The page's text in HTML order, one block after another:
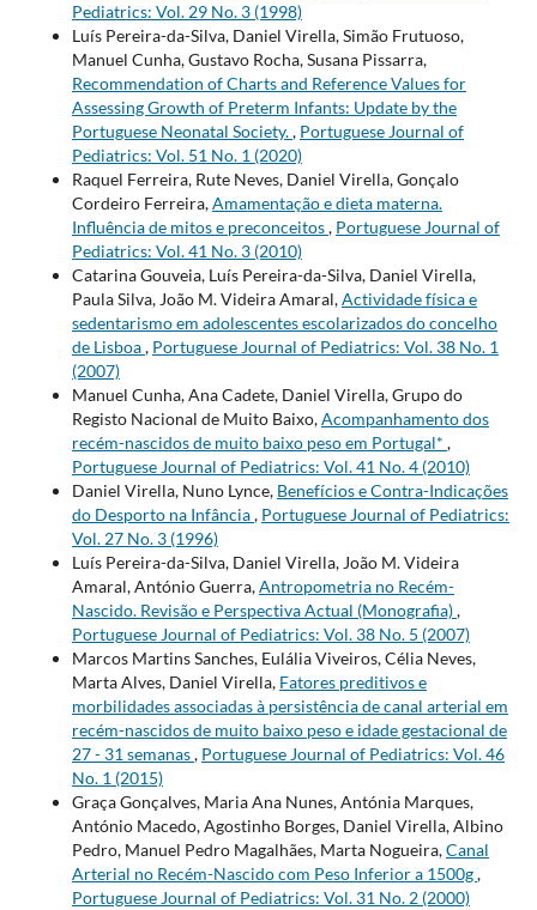
Pediatrics: Vol. 29 No. 3 (1998)
Luís Pereira-da-Silva, Daniel Virella, Simão Frutuoso,
Manuel Cunha, Gustavo Rocha, Susana Pissarra,
Recommendation of Charts and Reference Values for
Assessing Growth of Preterm Infants: Update by the
Portuguese Neonatal Society., Portuguese Journal of
Pediatrics: Vol. 51 No. 1 (2020)
Raquel Ferreira, Rute Neves, Daniel Virella, Gonçalo
Cordeiro Ferreira,Amamentação e dieta materna.
Influência de mitos e preconceitos, Portuguese Journal of
Pediatrics: Vol. 41 No. 3 (2010)
Catarina Gouveia, Luís Pereira-da-Silva, Daniel Virella,
Paula Silva, João M. Videira Amaral,Actividade física e
sedentarismo em adolescentes escolarizados do concelho
de Lisboa, Portuguese Journal of Pediatrics: Vol. 38 No. 1
(2007)
Manuel Cunha, Ana Cadete, Daniel Virella, Grupo do
Registo Nacional de Muito Baixo,Acompanhamento dos
recém-nascidos de muito baixo peso em Portugal* ,
Portuguese Journal of Pediatrics: Vol. 41 No. 4 (2010)
Daniel Virella, Nuno Lynce, Benefícios e Contra-Indicações
do Desporto na Infância, Portuguese Journal of Pediatrics:
Vol. 27 No. 3 (1996)
Luís Pereira-da-Silva, Daniel Virella, João M. Videira
Amaral, António Guerra,Antropometria no Recém-
Nascido. Revisão e Perspectiva Actual (Monografia),
Portuguese Journal of Pediatrics: Vol. 38 No. 5 (2007)
Marcos Martins Sanches, Eulália Viveiros, Célia Neves,
Marta Alves, Daniel Virella, Fatores preditivos e
morbilidades associadas à persistência de canal arterial em
recém-nascidos de muito baixo peso e idade gestacional de
27 - 31 semanas, Portuguese Journal of Pediatrics: Vol. 46
No. 1 (2015)
Graça Gonçalves, Maria Ana Nunes, Antónia Marques,
António Macedo, Agostinho Borges, Daniel Virella, Albino
Pedro, Manuel Pedro Magalhães, Marta Nogueira,Canal
Arterial no Recém-Nascido com Peso Inferior a 1500g,
Portuguese Journal of Pediatrics: Vol. 31 No. 2 (2000)